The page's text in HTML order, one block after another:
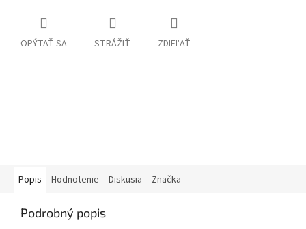
OPÝTAŤ SA STRÁŽIŤ ZDIEĽAŤ
Popis Hodnotenie Diskusia Značka
Podrobný popis